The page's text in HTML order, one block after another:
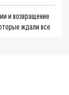
и возвращение
ждали все